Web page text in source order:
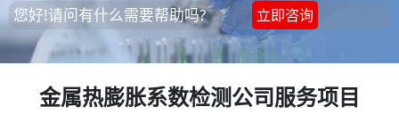
您好!请问有什么需要帮助吗? 立即咨询
金属热膨胀系数检测公司服务项目